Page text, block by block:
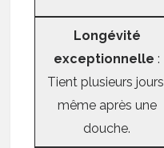
Longévité
exceptionnelle :
Tient plusieurs jours,
même après une
douche.